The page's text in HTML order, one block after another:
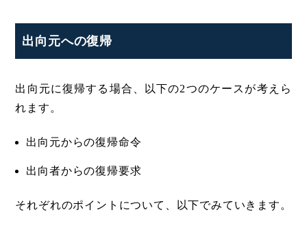
出向元への復帰
出向元に復帰する場合、以下の2つのケースが考えら
れます。
出向元からの復帰命令
出向者からの復帰要求
それぞれのポイントについて、以下でみていきます。